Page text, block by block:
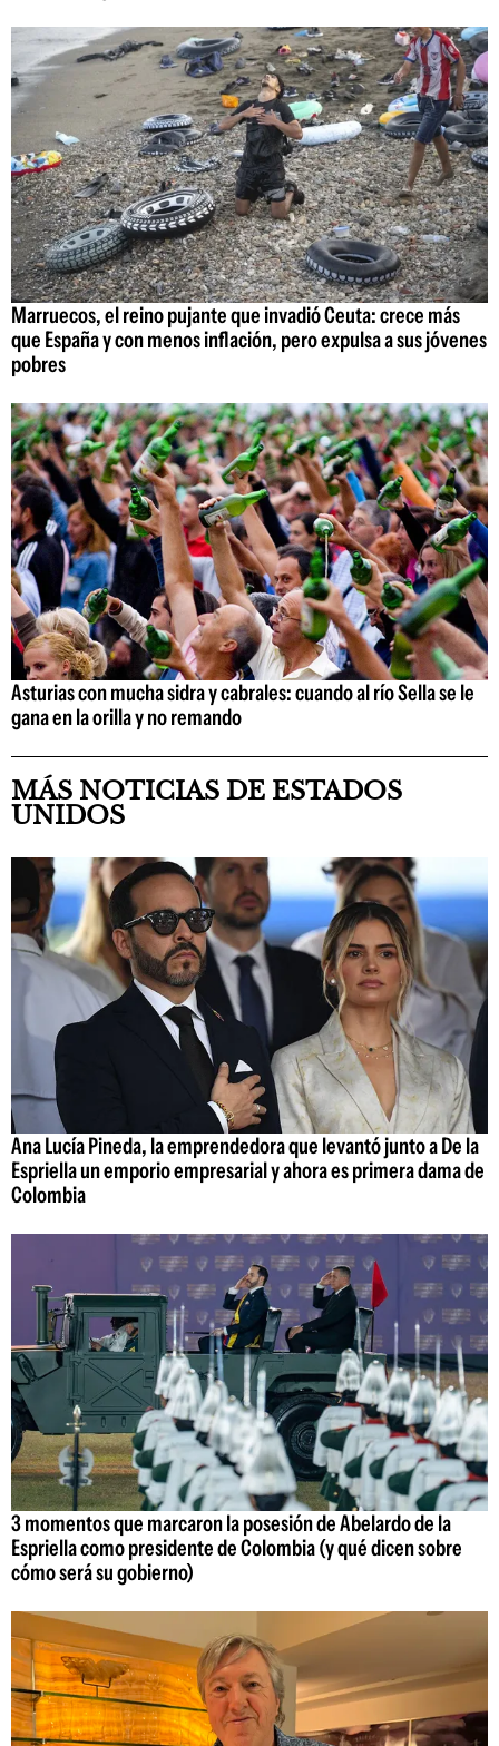
Marruecos, el reino pujante que invadió Ceuta: crece más
que España y con menos inflación, pero expulsa a sus jóvenes
pobres
Asturias con mucha sidra y cabrales: cuando al río Sella se le
gana en la orilla y no remando
MÁS NOTICIAS DE ESTADOS
UNIDOS
Ana Lucía Pineda, la emprendedora que levantó junto a De la
Espriella un emporio empresarial y ahora es primera dama de
Colombia
3 momentos que marcaron la posesión de Abelardo de la
Espriella como presidente de Colombia (y qué dicen sobre
cómo será su gobierno)